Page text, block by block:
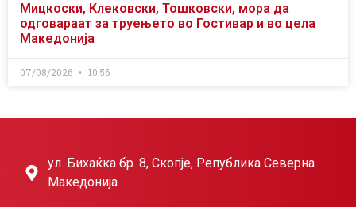
Мицкоски, Клековски, Тошковски, мора да
одговараат за труењето во Гостивар и во цела
Македонија
07/08/2026 10:56
ул. Бихаќка бр. 8, Скопје, Република Северна
Македонија